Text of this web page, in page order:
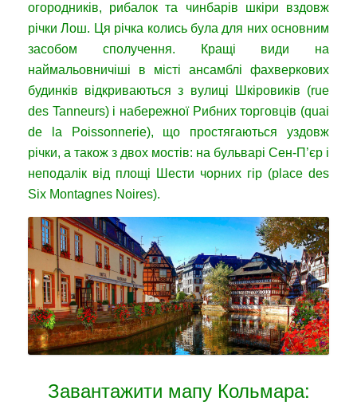
огородників, рибалок та чинбарів шкіри вздовж
річки Лош. Ця річка колись була для них основним
засобом сполучення. Кращі види на
наймальовничіші в місті ансамблі фахверкових
будинків відкриваються з вулиці Шкіровиків (rue
des Tanneurs) і набережної Рибних торговців (quai
de la Poissonnerie), що простягаються уздовж
річки, а також з двох мостів: на бульварі Сен-П’єр і
неподалік від площі Шести чорних гір (place des
Six Montagnes Noires).
Завантажити мапу Кольмара: